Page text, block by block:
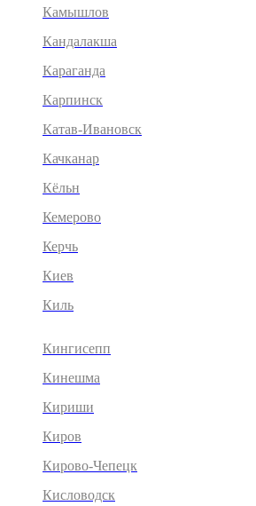
Камышлов
Кандалакша
Караганда
Карпинск
Катав-Ивановск
Качканар
Кёльн
Кемерово
Керчь
Киев
Киль
Кингисепп
Кинешма
Кириши
Киров
Кирово-Чепецк
Кисловодск